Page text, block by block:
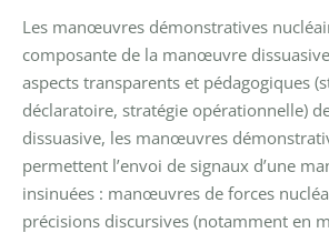
Les manœuvres démonstratives
composante de la manœuvre
aspects transparents et pédagogiques
déclaratoire, stratégie opérationnelle)
dissuasive, les manœuvres
permettent l’envoi de signaux d’une
insinuées : manœuvres de forces
précisions discursives (notamment en